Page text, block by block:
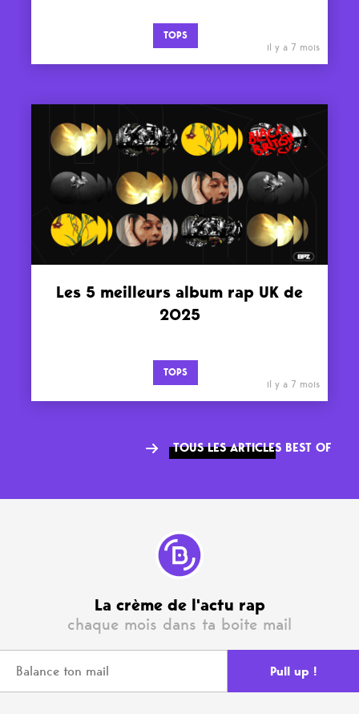
TOPS
il y a 7 mois
Les 5 meilleurs album rap UK de
2025
TOPS
il y a 7 mois
TOUS LES ARTICLES BEST OF
La crème de l'actu rap
chaque mois dans ta boite mail